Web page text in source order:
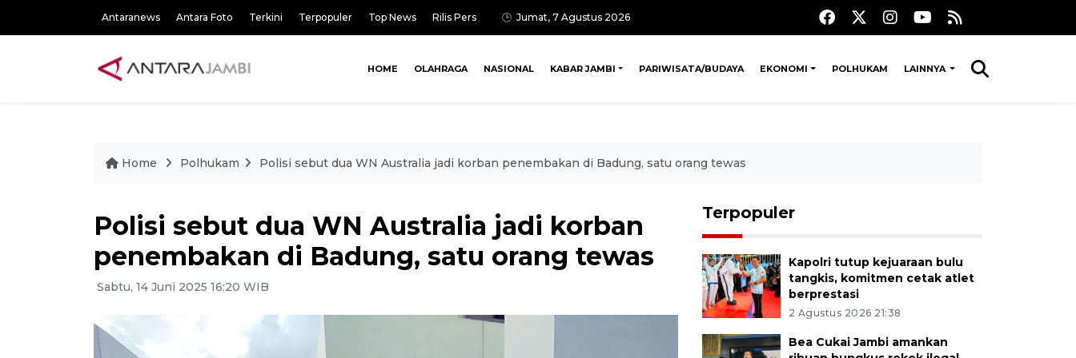
Antaranews Antara Foto Terkini Terpopuler Top News Rilis Pers Jumat, 7 Agustus 2026
HOME OLAHRAGA NASIONAL KABAR JAMBI PARIWISATA/BUDAYA EKONOMI POLHUKAM LAINNYA
Home Polhukam Polisi sebut dua WN Australia jadi korban penembakan di Badung, satu orang tewas
Polisi sebut dua WN Australia jadi korban
penembakan di Badung, satu orang tewas
Sabtu, 14 Juni 2025 16:20 WIB
Terpopuler
Kapolri tutup kejuaraan bulu
tangkis, komitmen cetak atlet
berprestasi
2 Agustus 2026 21:38
Bea Cukai Jambi amankan